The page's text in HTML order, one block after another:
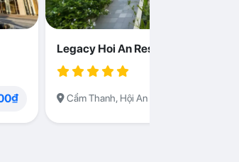
Legacy Hoi An Resort
Cẩm Thanh, Hội An